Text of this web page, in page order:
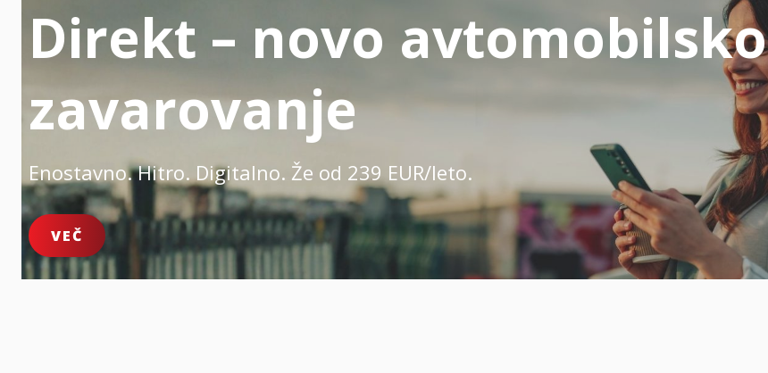
Direkt – novo avtomobilsko
zavarovanje
Enostavno. Hitro. Digitalno. Že od 239 EUR/leto.
VEČ